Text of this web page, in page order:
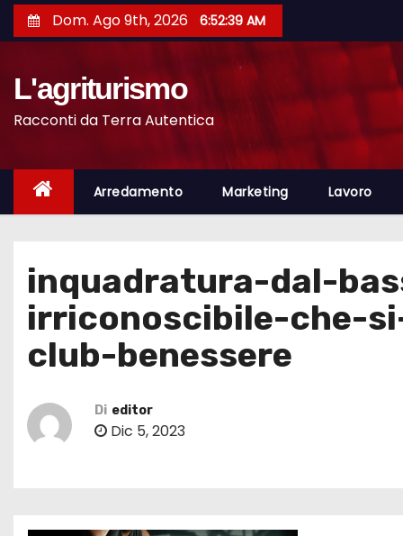
a
o
Dom. Ago 9th, 2026 6:52:40 AM
L'agriturismo
Racconti da Terra Autentica
Arredamento Marketing Lavoro
inquadratura-dal-
irriconoscibile-che-
club-benessere
Di editor
Dic 5, 2023